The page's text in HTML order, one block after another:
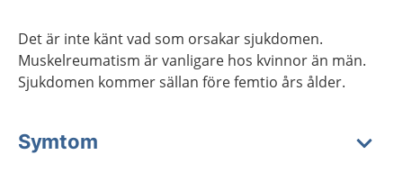
Det är inte känt vad som orsakar sjukdomen.
Muskelreumatism är vanligare hos kvinnor än män.
Sjukdomen kommer sällan före femtio års ålder.
Symtom